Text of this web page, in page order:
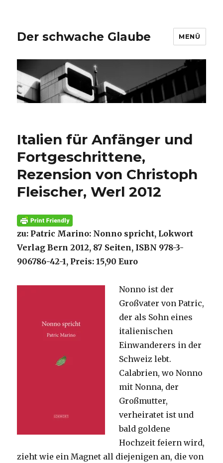
Der schwache Glaube MENÜ
Italien für Anfänger und
Fortgeschrittene,
Rezension von Christoph
Fleischer, Werl 2012
zu: Patric Marino: Nonno spricht, Lokwort
Verlag Bern 2012, 87 Seiten, ISBN 978-3-
906786-42-1, Preis: 15,90 Euro
Nonno ist der
Großvater von Patric,
der als Sohn eines
italienischen
Einwanderers in der
Schweiz lebt.
Calabrien, wo Nonno
mit Nonna, der
Großmutter,
verheiratet ist und
bald goldene
Hochzeit feiern wird,
zieht wie ein Magnet all diejenigen an, die von